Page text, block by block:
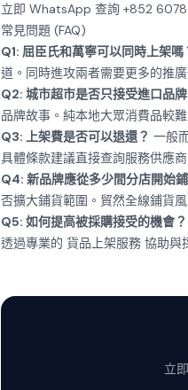
立即 WhatsApp 查詢 +852
常見問題 (FAQ)
Q1: 屈臣氏和萬寧可以同時上架嗎
道。同時進攻兩者需要更多的推
Q2: 城市超市是否只接受進口品牌
品牌故事。純本地大眾消費品較難
Q3: 上架費是否可以退還？ 一般
具體條款建議直接查詢服務供應商
Q4: 新品牌應從多少間分店開始
否擴大鋪貨範圍。貿然全線鋪貨風
Q5: 如何提高被採購接受的機會？
透過專業的 貨品上架服務 協助與
立